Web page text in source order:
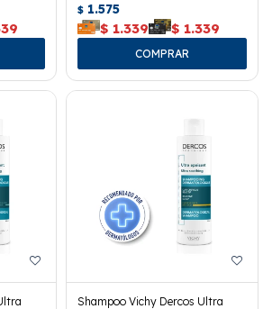
$ 1.575
$ 1.339 $ 1.339
Shampoo Vichy Dercos Ultra